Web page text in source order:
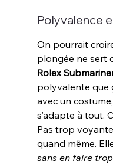
Polyvalence
On pourrait
plongée ne sert
Rolex
polyvalente que
avec un
s’adapte à tout.
Pas trop
quand même.
sans en faire